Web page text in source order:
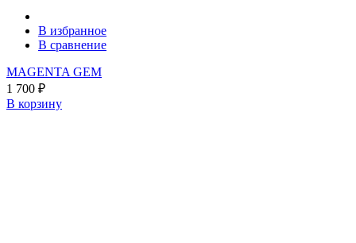
В избранное
В сравнение
MAGENTA GEM
1 700 ₽
В корзину